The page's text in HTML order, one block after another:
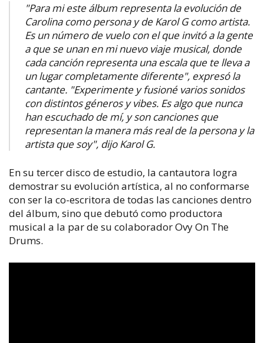
"Para mi este álbum representa la evolución de
Carolina como persona y de Karol G como artista.
Es un número de vuelo con el que invitó a la gente
a que se unan en mi nuevo viaje musical, donde
cada canción representa una escala que te lleva a
un lugar completamente diferente", expresó la
cantante. "Experimente y fusioné varios sonidos
con distintos géneros y vibes. Es algo que nunca
han escuchado de mí, y son canciones que
representan la manera más real de la persona y la
artista que soy", dijo Karol G.
En su tercer disco de estudio, la cantautora logra
demostrar su evolución artística, al no conformarse
con ser la co-escritora de todas las canciones dentro
del álbum, sino que debutó como productora
musical a la par de su colaborador Ovy On The
Drums.